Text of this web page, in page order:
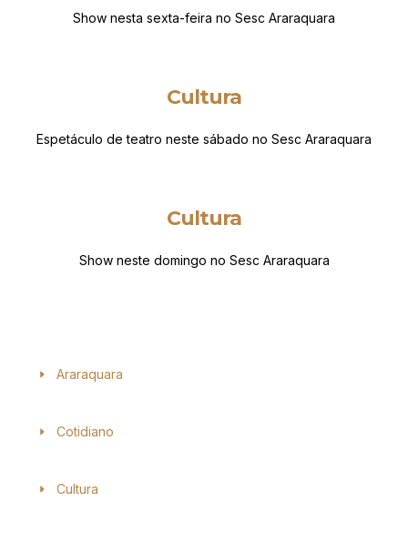
Show nesta sexta-feira no Sesc Araraquara
Cultura
Espetáculo de teatro neste sábado no Sesc Araraquara
Cultura
Show neste domingo no Sesc Araraquara
Araraquara
Cotidiano
Cultura